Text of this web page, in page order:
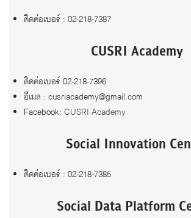
ติดต่อเบอร์ : 02-218-7387
CUSRI Academy
ติดต่อเบอร์ 02-218-7396
อีเมล : cusriacademy@gmail.com
Facebook: CUSRI Academy
Social Innovation
ติดต่อเบอร์ : 02-218-7385
Social Data Platform